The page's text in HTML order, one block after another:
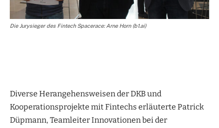
Die Jurysieger des Fintech Spacerace: Arne Horn (b1.ai)
Diverse Herangehensweisen der DKB und
Kooperationsprojekte mit Fintechs erläuterte Patrick
Düpmann, Teamleiter Innovationen bei der